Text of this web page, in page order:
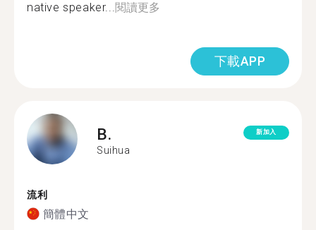
native speaker...閱讀更多
下載APP
B.
Suihua
新加入
流利
簡體中文